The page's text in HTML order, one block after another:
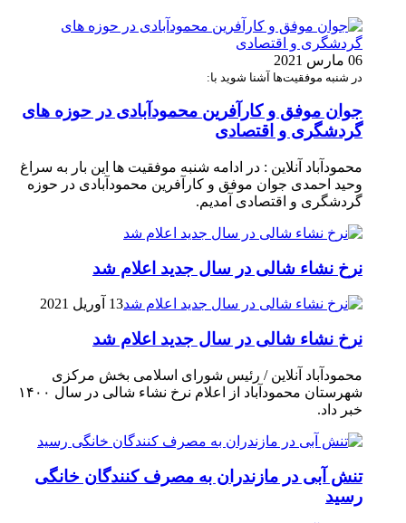
06 مارس 2021
در شنبه موفقیت‌ها آشنا شوید با:
جوان موفق و کارآفرین محمودآبادی در حوزه های
گردشگری و اقتصادی
محمودآباد آنلاین : در ادامه شنبه موفقیت ها این بار به سراغ
وحید احمدی جوان موفق و کارآفرین محمودآبادی در حوزه
گردشگری و اقتصادی آمدیم.
نرخ نشاء شالی در سال جدید اعلام شد
13 آوریل 2021
نرخ نشاء شالی در سال جدید اعلام شد
محمودآباد آنلاین / رئیس شورای اسلامی بخش مرکزی
شهرستان محمودآباد از اعلام نرخ نشاء شالی در سال ۱۴۰۰
خبر داد.
تنش آبی در مازندران به مصرف كنندگان خانگی
رسيد